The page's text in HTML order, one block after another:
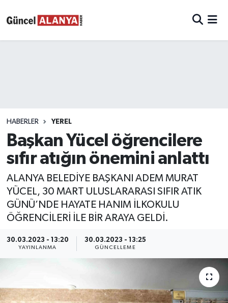
HABERLER YEREL
Başkan Yücel öğrencilere
sıfır atığın önemini anlattı
ALANYA BELEDİYE BAŞKANI ADEM MURAT
YÜCEL, 30 MART ULUSLARARASI SIFIR ATIK
GÜNÜ’NDE HAYATE HANIM İLKOKULU
ÖĞRENCİLERİ İLE BİR ARAYA GELDİ.
30.03.2023 - 13:20
YAYINLANMA
30.03.2023 - 13:25
GÜNCELLEME